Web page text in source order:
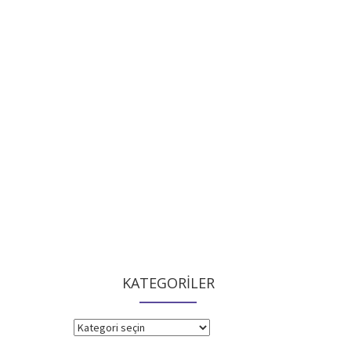
KATEGORİLER
KATEGORİLER